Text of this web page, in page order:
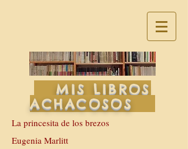
MIS LIBROS
ACHACOSOS
La princesita de los brezos
Eugenia Marlitt